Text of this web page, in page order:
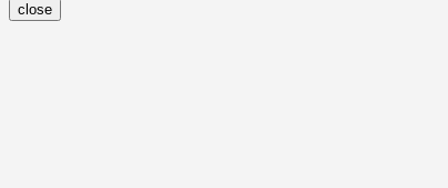
close